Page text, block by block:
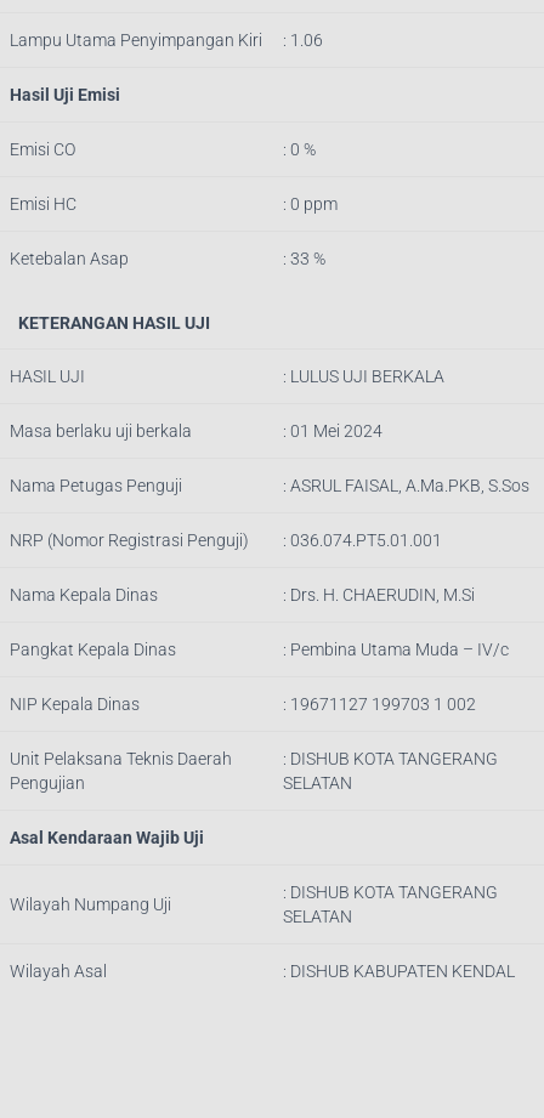
Lampu Utama Penyimpangan Kiri : 1.06
Hasil Uji Emisi
Emisi CO : 0 %
Emisi HC : 0 ppm
Ketebalan Asap : 33 %
KETERANGAN HASIL UJI
HASIL UJI : LULUS UJI BERKALA
Masa berlaku uji berkala : 01 Mei 2024
Nama Petugas Penguji : ASRUL FAISAL, A.Ma.PKB, S.Sos
NRP (Nomor Registrasi Penguji) : 036.074.PT5.01.001
Nama Kepala Dinas : Drs. H. CHAERUDIN, M.Si
Pangkat Kepala Dinas : Pembina Utama Muda – IV/c
NIP Kepala Dinas : 19671127 199703 1 002
Unit Pelaksana Teknis Daerah
Pengujian
: DISHUB KOTA TANGERANG
SELATAN
Asal Kendaraan Wajib Uji
Wilayah Numpang Uji
: DISHUB KOTA TANGERANG
SELATAN
Wilayah Asal : DISHUB KABUPATEN KENDAL